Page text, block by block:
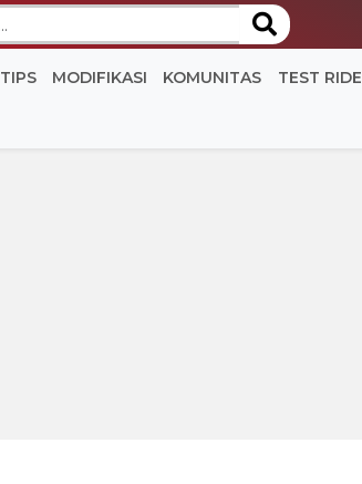
TIPS MODIFIKASI KOMUNITAS TEST RIDE